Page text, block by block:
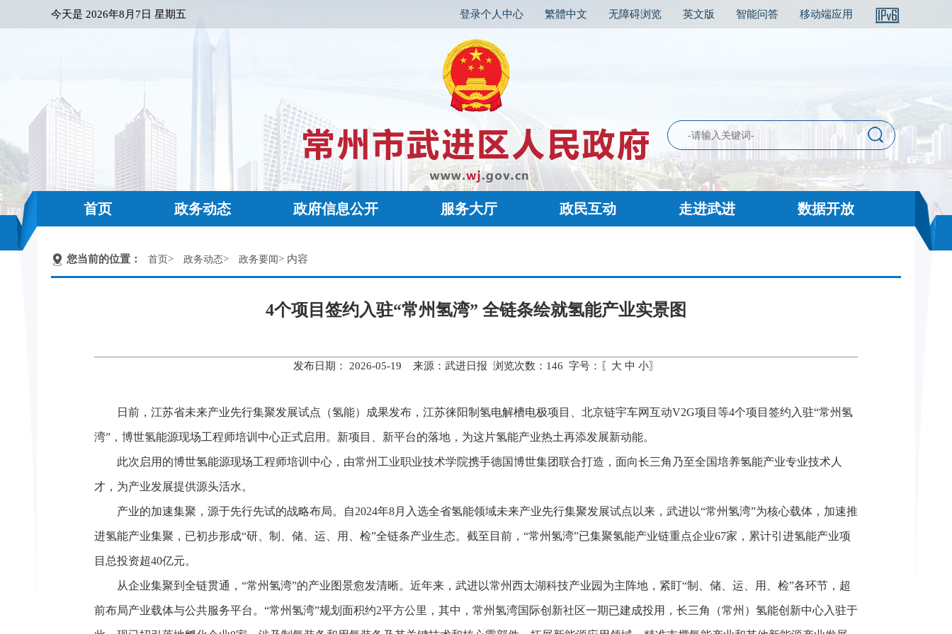
今天是 2026年8月7日 星期五 登录个人中心 繁體中文 无障碍浏览 英文版 智能问答 移动端应用
首页 政务动态 政府信息公开 服务大厅 政民互动 走进武进 数据开放
您当前的位置： 首页> 政务动态> 政务要闻> 内容
4个项目签约入驻“常州氢湾” 全链条绘就氢能产业实景图
发布日期： 2026-05-19 来源：武进日报 浏览次数： 146 字号：〖 大 中 小〗
日前，江苏省未来产业先行集聚发展试点（氢能）成果发布，江苏徕阳制氢电解槽电极项目、北京链宇车网互动V2G项目等4个项目签约入驻“常州氢
湾”，博世氢能源现场工程师培训中心正式启用。新项目、新平台的落地，为这片氢能产业热土再添发展新动能。
此次启用的博世氢能源现场工程师培训中心，由常州工业职业技术学院携手德国博世集团联合打造，面向长三角乃至全国培养氢能产业专业技术人
才，为产业发展提供源头活水。
产业的加速集聚，源于先行先试的战略布局。自2024年8月入选全省氢能领域未来产业先行集聚发展试点以来，武进以“常州氢湾”为核心载体，加速推
进氢能产业集聚，已初步形成“研、制、储、运、用、检”全链条产业生态。截至目前，“常州氢湾”已集聚氢能产业链重点企业67家，累计引进氢能产业项
目总投资超40亿元。
从企业集聚到全链贯通，“常州氢湾”的产业图景愈发清晰。近年来，武进以常州西太湖科技产业园为主阵地，紧盯“制、储、运、用、检”各环节，超
前布局产业载体与公共服务平台。“常州氢湾”规划面积约2平方公里，其中，常州氢湾国际创新社区一期已建成投用，长三角（常州）氢能创新中心入驻于